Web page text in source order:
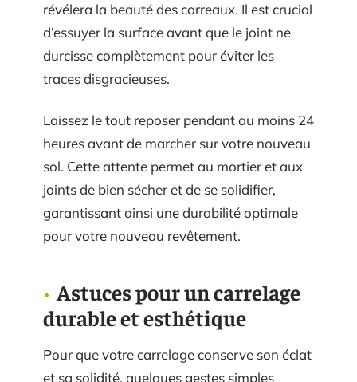
révélera la beauté des carreaux. Il est crucial
d’essuyer la surface avant que le joint ne
durcisse complètement pour éviter les
traces disgracieuses.
Laissez le tout reposer pendant au moins 24
heures avant de marcher sur votre nouveau
sol. Cette attente permet au mortier et aux
joints de bien sécher et de se solidifier,
garantissant ainsi une durabilité optimale
pour votre nouveau revêtement.
Astuces pour un carrelage
durable et esthétique
Pour que votre carrelage conserve son éclat
et sa solidité, quelques gestes simples